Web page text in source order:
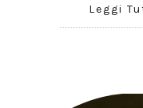
Leggi